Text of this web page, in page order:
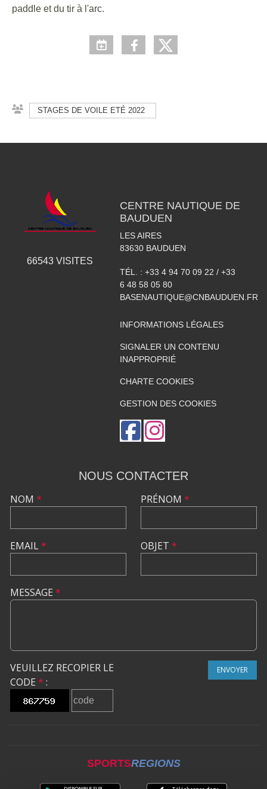
paddle et du tir à l'arc.
STAGES DE VOILE ETÉ 2022
66543VISITES
CENTRE NAUTIQUE DE
BAUDUEN
LES AIRES
83630 BAUDUEN
TÉL. : +33 4 94 70 09 22 / +33
6 48 58 05 80
BASENAUTIQUE@CNBAUDUEN.FR
INFORMATIONS LÉGALES
SIGNALER UN CONTENU
INAPPROPRIÉ
CHARTE COOKIES
GESTION DES COOKIES
NOUS CONTACTER
NOM *
EMAIL*
PRÉNOM *
OBJET *
MESSAGE *
VEUILLEZ RECOPIER LE
CODE * :
ENVOYER
SPORTSREGIONS